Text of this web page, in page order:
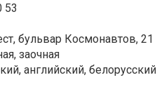
53
бульвар Космонавтов, 21
заочная
английский, белорусский